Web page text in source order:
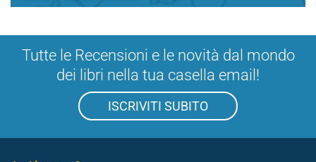
Tutte le Recensioni e le novità dal mondo
dei libri nella tua casella email!
ISCRIVITI SUBITO